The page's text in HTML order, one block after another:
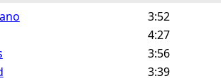
3:52
4:27
3:56
3:39